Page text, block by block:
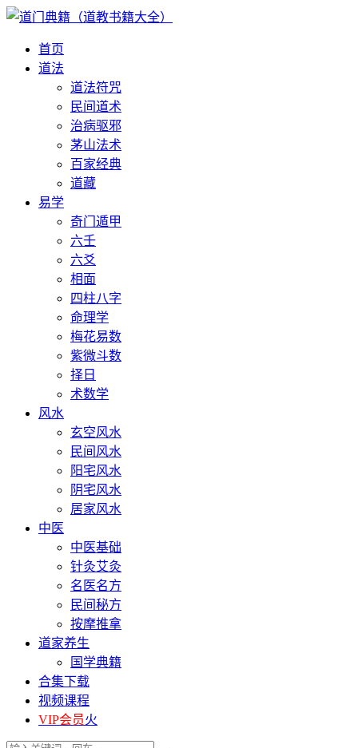
首页
道法
道法符咒
民间道术
治病驱邪
茅山法术
百家经典
道藏
易学
奇门遁甲
六壬
六爻
相面
四柱八字
命理学
梅花易数
紫微斗数
择日
术数学
风水
玄空风水
民间风水
阳宅风水
阴宅风水
居家风水
中医
中医基础
针灸艾灸
名医名方
民间秘方
按摩推拿
道家养生
国学典籍
合集下载
视频课程
VIP会员火